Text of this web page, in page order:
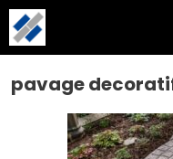
Aller
au
contenu
pavage